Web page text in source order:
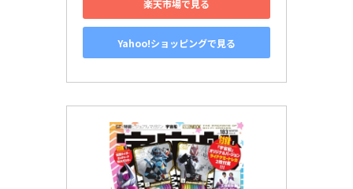
楽天市場で見る
Yahoo!ショッピングで見る